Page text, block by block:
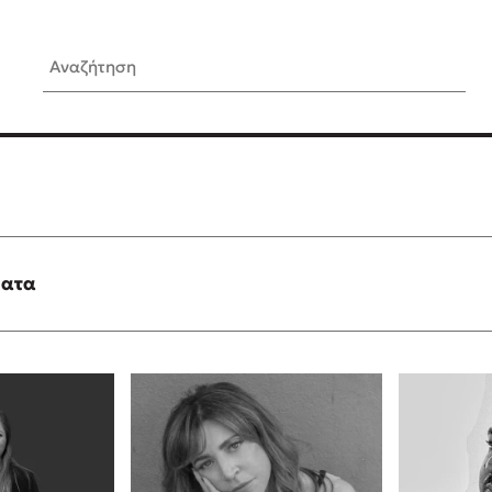
Αναζήτηση
είναι «το πρόβλημα»
Τι είναι η
Δανάη Δεληγεώργη
Συγχαρητήρια, Πέθανες!